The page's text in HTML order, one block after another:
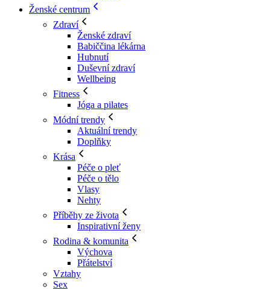
Ženské centrum
Zdraví
Ženské zdraví
Babiččina lékárna
Hubnutí
Duševní zdraví
Wellbeing
Fitness
Jóga a pilates
Módní trendy
Aktuální trendy
Doplňky
Krása
Péče o pleť
Péče o tělo
Vlasy
Nehty
Příběhy ze života
Inspirativní ženy
Rodina & komunita
Výchova
Přátelství
Vztahy
Sex